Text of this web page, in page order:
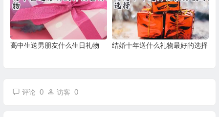
高中生送男朋友什么生日礼物 结婚十年送什么礼物最好的选择
评论 0 访客 0